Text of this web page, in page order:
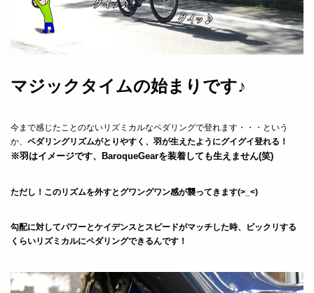
マジックタイムの始まりです♪
今まで感じたことのないリズミカルなペダリングで登れます・・・という
か、 ペダリングリズムがとりやすく、羽が生えたようにグイグイ登れる！
※羽はイメージです、BaroqueGearを装着しても生えません(笑)
ただし！このリズムを外すとグワングワン感が襲ってきます(>_<)
勾配に対してパワーとケイデンスとスピードがマッチした時、ビックリする
くらいリズミカルにペダリングできるんです！